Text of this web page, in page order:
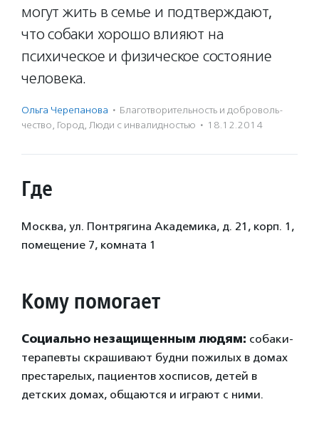
могут жить в семье и подтверждают,
что собаки хорошо влияют на
психическое и физическое состояние
человека.
Ольга Черепанова · Благотвори­тель­ность и доброволь­
чест­во, Город, Люди с инвалидностью · 18.12.2014
Где
Москва, ул. Понтрягина Академика, д. 21, корп. 1,
помещение 7, комната 1
Кому помогает
Социально незащищенным людям: собаки-
терапевты скрашивают будни пожилых в домах
престарелых, пациентов хосписов, детей в
детских домах, общаются и играют с ними.